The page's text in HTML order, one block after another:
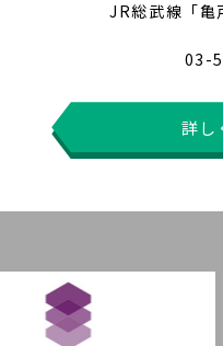
JR総武線「
03-
詳し